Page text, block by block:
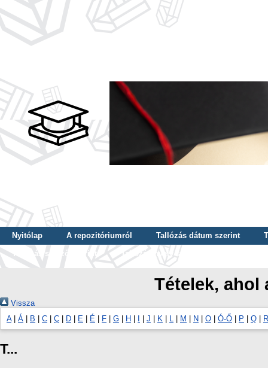
Nyitólap A repozitóriumról Tallózás dátum szerint
Tallózás szerző szerint
Tallózás nyelv szerint
Tételek, ahol
Vissza
A| Á B C Ç D E É F G H J K L M N O Ó-Ő P Q R
T...